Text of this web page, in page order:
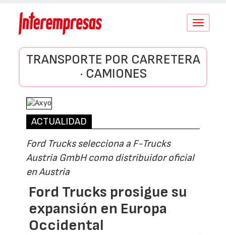
Conmutar
TRANSPORTE POR CARRETERA
· CAMIONES
ACTUALIDAD
Ford Trucks selecciona a F-Trucks
Austria GmbH como distribuidor oficial
en Austria
Ford Trucks prosigue su
expansión en Europa
Occidental